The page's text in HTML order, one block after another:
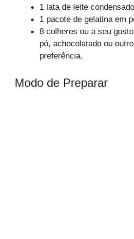
1 lata de leite condensado
1 pacote de gelatina em
8 colheres ou a seu
pó, achocolatado ou
preferência.
Modo de Preparar